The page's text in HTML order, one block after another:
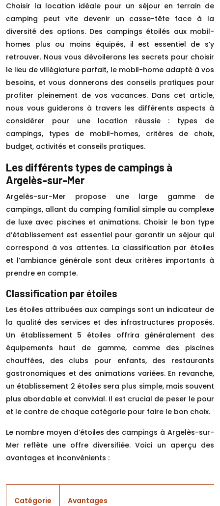
Choisir la location idéale pour un séjour en terrain de
camping peut vite devenir un casse-tête face à la
diversité des options. Des campings étoilés aux mobil-
homes plus ou moins équipés, il est essentiel de s’y
retrouver. Nous vous dévoilerons les secrets pour choisir
le lieu de villégiature parfait, le mobil-home adapté à vos
besoins, et vous donnerons des conseils pratiques pour
profiter pleinement de vos vacances. Dans cet article,
nous vous guiderons à travers les différents aspects à
considérer pour une location réussie : types de
campings, types de mobil-homes, critères de choix,
budget, activités et conseils pratiques.
Les différents types de campings à
Argelès-sur-Mer
Argelès-sur-Mer propose une large gamme de
campings, allant du camping familial simple au complexe
de luxe avec piscines et animations. Choisir le bon type
d’établissement est essentiel pour garantir un séjour qui
correspond à vos attentes. La classification par étoiles
et l’ambiance générale sont deux critères importants à
prendre en compte.
Classification par étoiles
Les étoiles attribuées aux campings sont un indicateur de
la qualité des services et des infrastructures proposés.
Un établissement 5 étoiles offrira généralement des
équipements haut de gamme, comme des piscines
chauffées, des clubs pour enfants, des restaurants
gastronomiques et des animations variées. En revanche,
un établissement 2 étoiles sera plus simple, mais souvent
plus abordable et convivial. Il est crucial de peser le pour
et le contre de chaque catégorie pour faire le bon choix.
Le nombre moyen d’étoiles des campings à Argelès-sur-
Mer reflète une offre diversifiée. Voici un aperçu des
avantages et inconvénients :
Catégorie Avantages